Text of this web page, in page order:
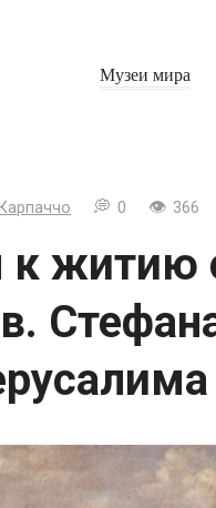
Музеи мира
0 366
к житию